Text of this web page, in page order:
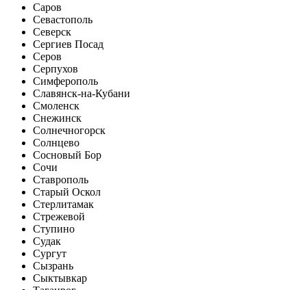
Саров
Севастополь
Северск
Сергиев Посад
Серов
Серпухов
Симферополь
Славянск-на-Кубани
Смоленск
Снежинск
Солнечногорск
Солнцево
Сосновый Бор
Сочи
Ставрополь
Старый Оскол
Стерлитамак
Стрежевой
Ступино
Судак
Сургут
Сызрань
Сыктывкар